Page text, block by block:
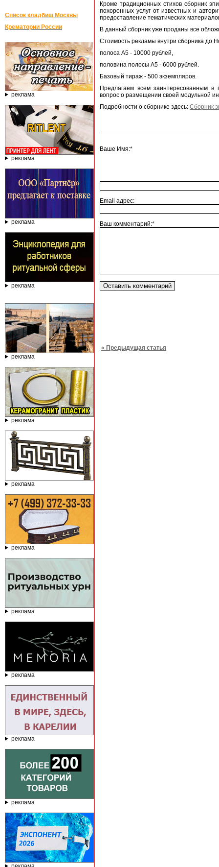
Список кладбищ Москвы
Крематории России
реклама
реклама
реклама
реклама
реклама
реклама
реклама
реклама
реклама
реклама
реклама
реклама
Кроме традиционных стихов сборник
похоронных услуг от известных и
предоставление тематических
В данный сборник уже проданы все
Стоимость рекламы внутри сборника до
полоса А5 - 10000 рублей,
половина полосы А5 - 6000 рублей.
Базовый тираж - 500 экземпляров.
Предлагаем всем заинтересованным в
вопрос о размещении своей модульной
Подробности о сборнике здесь: Сборник
Ваше Имя:*
Email адрес:
Ваш комментарий:*
« Предыдущая статья